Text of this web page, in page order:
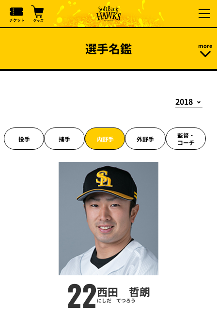
選手名鑑
投手 捕手 内野手 外野手
監督・
コーチ
22西田 哲朗
にしだ てつろう